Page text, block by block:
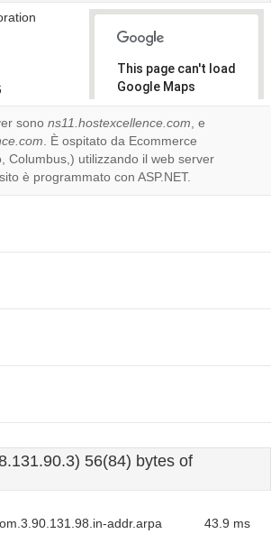
This page can't load
Google Maps
correctly.
Do you
own this
website?
sono ns11.hostexcellence.com, e
. È ospitato da Ecommerce
Columbus,) utilizzando il web server
è programmato con ASP.NET.
56(84) bytes of
addr.arpa
43.9 ms